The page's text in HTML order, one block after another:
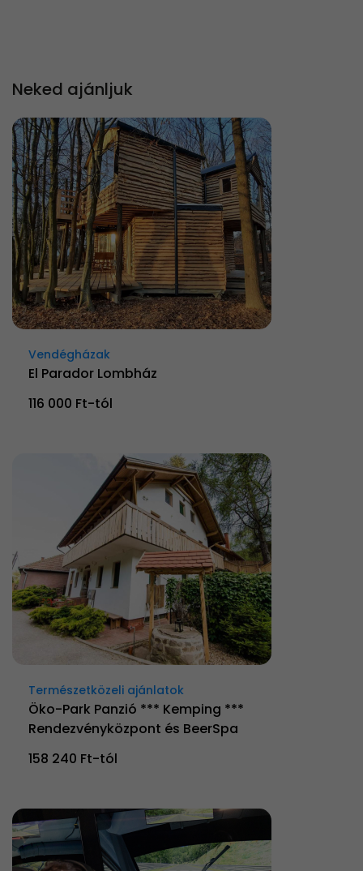
Neked ajánljuk
Vendégházak
El Parador Lombház
116 000 Ft-tól
Természetközeli ajánlatok
Öko-Park Panzió *** Kemping ***
Rendezvényközpont és BeerSpa
158 240 Ft-tól